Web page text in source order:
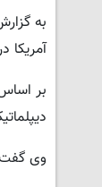
آمریکا
بر
وی گفت